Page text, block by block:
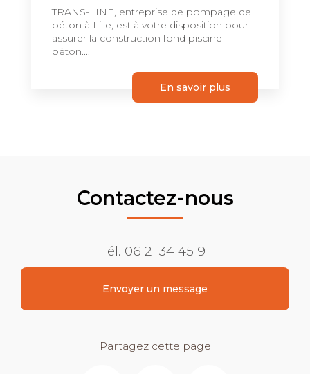
TRANS-LINE, entreprise de pompage de
béton à Lille, est à votre disposition pour
assurer la construction fond piscine
béton....
En savoir plus
Contactez-nous
Tél. 06 21 34 45 91
Envoyer un message
Partagez cette page